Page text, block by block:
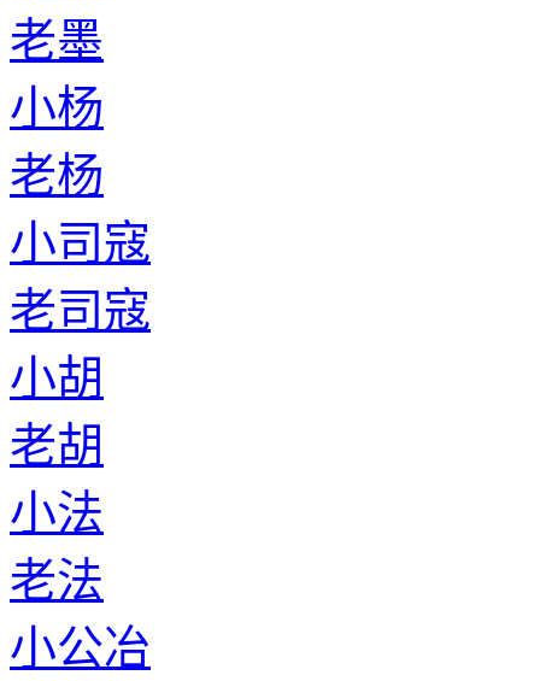
老墨
小杨
老杨
小司寇
老司寇
小胡
老胡
小法
老法
小公冶